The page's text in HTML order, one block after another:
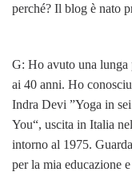
perché? Il blog è nato
G: Ho avuto una lunga
ai 40 anni. Ho
Indra Devi ”Yoga in
You“, uscita in Italia
intorno al 1975.
per la mia educazione